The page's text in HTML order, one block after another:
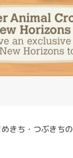
きち・つぶきち